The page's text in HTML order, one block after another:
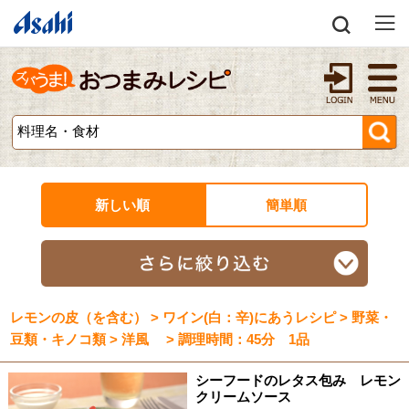
新しい順 簡単順
レモンの皮（を含む） > ワイン(白：辛)にあうレシピ > 野菜・
豆類・キノコ類 > 洋風 > 調理時間：45分 1品
シーフードのレタス包み レモン
クリームソース